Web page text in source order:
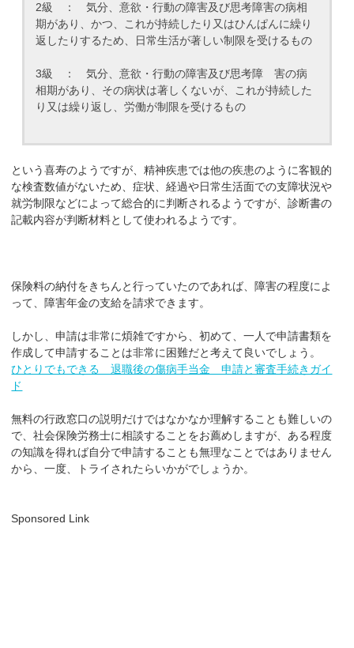
2級 ： 気分、意欲・行動の障害及び思考障害の病相
期があり、かつ、これが持続したり又はひんぱんに繰り
返したりするため、日常生活が著しい制限を受けるもの
3級 ： 気分、意欲・行動の障害及び思考障 害の病
相期があり、その病状は著しくないが、これが持続した
り又は繰り返し、労働が制限を受けるもの
という喜寿のようですが、精神疾患では他の疾患のように客観的
な検査数値がないため、症状、経過や日常生活面での支障状況や
就労制限などによって総合的に判断されるようですが、診断書の
記載内容が判断材料として使われるようです。
保険料の納付をきちんと行っていたのであれば、障害の程度によ
って、障害年金の支給を請求できます。
しかし、申請は非常に煩雑ですから、初めて、一人で申請書類を
作成して申請することは非常に困難だと考えて良いでしょう。
ひとりでもできる 退職後の傷病手当金 申請と審査手続きガイ
ド
無料の行政窓口の説明だけではなかなか理解することも難しいの
で、社会保険労務士に相談することをお薦めしますが、ある程度
の知識を得れば自分で申請することも無理なことではありません
から、一度、トライされたらいかがでしょうか。
Sponsored Link